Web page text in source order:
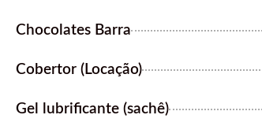
Chocolates Barra
Cobertor (Locação)
Gel lubrificante (sachê)